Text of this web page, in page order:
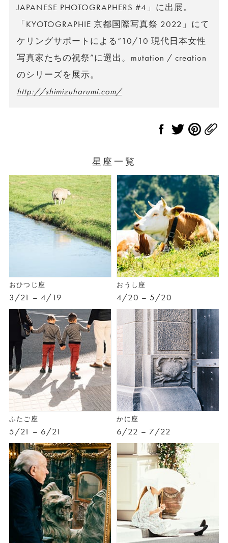
JAPANESE PHOTOGRAPHERS #4」に出展。
「KYOTOGRAPHIE 京都国際写真祭 2022」にて
ケリングサポートによる“10/10 現代日本女性
写真家たちの祝祭”に選出。mutation / creation
のシリーズを展示。
http://shimizuharumi.com/
星座一覧
おひつじ座
3/21 – 4/19
おうし座
4/20 – 5/20
ふたご座
5/21 – 6/21
かに座
6/22 – 7/22